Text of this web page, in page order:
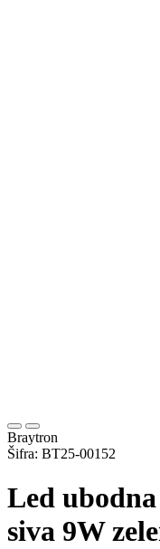
Braytron
Šifra: BT25-00152
Led
siva 9W